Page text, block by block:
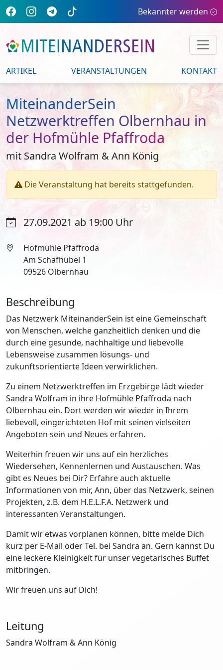
Bekannter werden
ARTIKEL VERANSTALTUNGEN KONTAKT
MiteinanderSein
Netzwerktreffen Olbernhau in
der Hofmühle Pfaffroda
mit Sandra Wolfram & Ann König
Die Veranstaltung hat bereits stattgefunden.
27.09.2021 ab 19:00 Uhr
Hofmühle Pfaffroda
Am Schafhübel 1
09526 Olbernhau
Beschreibung
Das Netzwerk MiteinanderSein ist eine Gemeinschaft
von Menschen, welche ganzheitlich denken und die
durch eine gesunde, nachhaltige und liebevolle
Lebensweise zusammen lösungs- und
zukunftsorientierte Ideen verwirklichen.
Zu einem Netzwerktreffen im Erzgebirge lädt wieder
Sandra Wolfram in ihre Hofmühle Pfaffroda nach
Olbernhau ein. Dort werden wir wieder in Ihrem
liebevoll, eingerichteten Hof mit seinen vielseiten
Angeboten sein und Neues erfahren.
Weiterhin freuen wir uns auf ein herzliches
Wiedersehen, Kennenlernen und Austauschen. Was
gibt es Neues bei Dir? Erfahre auch aktuelle
Informationen von mir, Ann, über das Netzwerk, seinen
Projekten, z.B. dem H.E.L.F.A. Netzwerk und
interessanten Veranstaltungen.
Damit wir etwas vorplanen können, bitte melde Dich
kurz per E-Mail oder Tel. bei Sandra an. Gern kannst Du
eine leckere Kleinigkeit für unser vegetarisches Buffet
mitbringen.
Wir freuen uns auf Dich!
Leitung
Sandra Wolfram & Ann König